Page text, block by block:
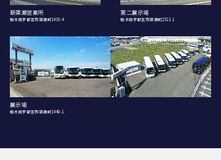
新簗瀬営業所
栃木県宇都宮市簗瀬町1433-4
第二展示場
栃木県宇都宮市簗瀬町2521-1
展示場
栃木県宇都宮市簗瀬町1440-1